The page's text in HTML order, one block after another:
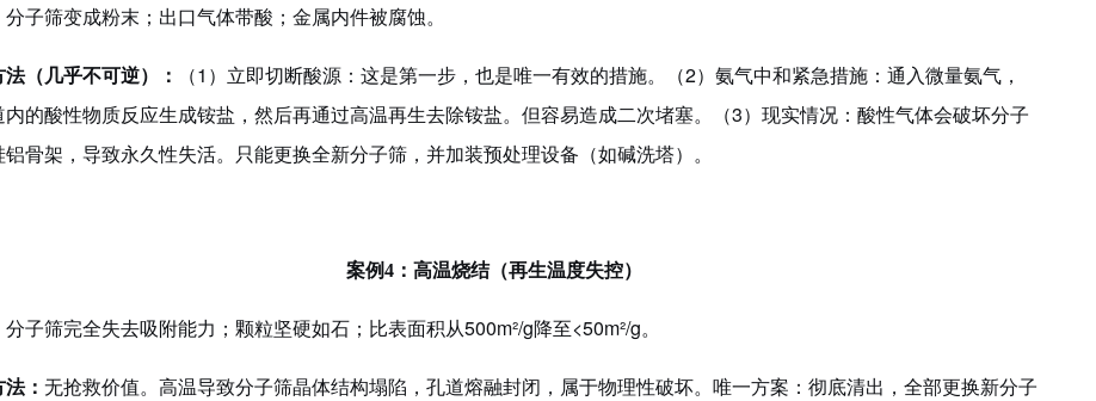
分子筛变成粉末；出口气体带酸；金属内件被腐蚀。
（几乎不可逆）： （1 ） 立即切断酸源：这是第一步，也是唯一有效的措施。 （2）氨气中和紧急措施：通入微量氨气，
的酸性物质反应生成铵盐，然后再通过高温再生去除铵盐。但容易造成二次堵塞。
（3）现实情况：酸性气体会破坏分子
骨架，导致永久性失活。只能更换全新分子筛，并加装预处理设备（如碱洗塔）。
案例4：高温烧结（再生温度失控）
分子筛完全失去吸附能力；颗粒坚硬如石；比表面积从500m²/g降至<50m²/g。
法：无抢救价值。高温导致分子筛晶体结构塌陷，孔道熔融封闭，属于物理性破坏。唯一方案：彻底清出，全部更换新分子